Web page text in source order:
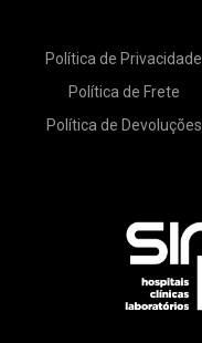
Política de Privacidade
Política de Frete
Política de Devoluções